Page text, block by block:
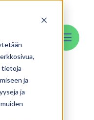
tietoja
ja
ja